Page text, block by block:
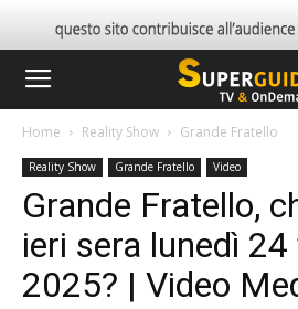
Home Reality Show Grande Fratello
Reality Show Grande Fratello Video
Grande Fratello,
ieri sera lunedì
2025? | Video